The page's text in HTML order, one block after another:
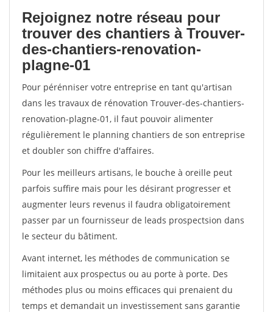
Rejoignez notre réseau pour
trouver des chantiers à Trouver-
des-chantiers-renovation-
plagne-01
Pour pérénniser votre entreprise en tant qu'artisan
dans les travaux de rénovation Trouver-des-chantiers-
renovation-plagne-01, il faut pouvoir alimenter
régulièrement le planning chantiers de son entreprise
et doubler son chiffre d'affaires.
Pour les meilleurs artisans, le bouche à oreille peut
parfois suffire mais pour les désirant progresser et
augmenter leurs revenus il faudra obligatoirement
passer par un fournisseur de leads prospectsion dans
le secteur du bâtiment.
Avant internet, les méthodes de communication se
limitaient aux prospectus ou au porte à porte. Des
méthodes plus ou moins efficaces qui prenaient du
temps et demandait un investissement sans garantie